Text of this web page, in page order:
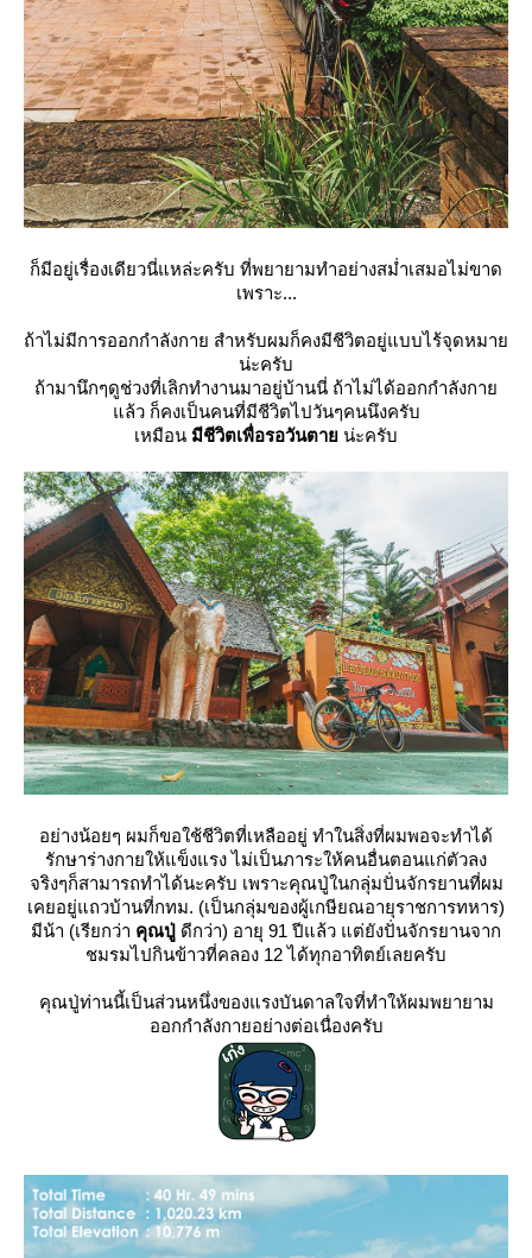
ก็มีอยู่เรื่องเดียวนี่แหล่ะครับ ที่พยายามทำอย่างสม่ำเสมอไม่ขาด
เพราะ...
ถ้าไม่มีการออกกำลังกาย สำหรับผมก็คงมีชีวิตอยู่แบบไร้จุดหมา
น่ะครับ
ถ้ามานึกๆดูช่วงที่เลิกทำงานมาอยู่บ้านนี่ ถ้าไม่ได้ออกกำลังกา
ล้ว ก็คงเป็นคนที่มีชีวิตไปวันๆคนนึงครับ
เหมือน มีชีวิตเพื่อรอวันตา น่ะครับ
อย่างน้อยๆ ผมก็ขอใช้ชีวิตที่เหลืออยู่ ทำในสิ่งที่ผมพอจะทำได้
รักษาร่างกายให้แข็งแรง ไม่เป็นภาระให้คนอื่นตอนแก่ตัวลง
จริงๆก็สามารถทำได้นะครับ เพราะคุณปู่ในกลุ่มปั่นจักรยานที่ผม
เคยอยู่แถวบ้านที่กทม. (เป็นกลุ่มของผู้เกษียณอายุราชการทหาร)
มีน้า (เรียกว่า คุณปู่ ดีกว่า) อายุ 91 ปีแล้ว แต่ยังปั่นจักรยานจาก
ชมรมไปกินข้าวที่คลอง 12 ได้ทุกอาทิตย์เลยครับ
คุณปู่ท่านนี้เป็นส่วนหนึ่งของแรงบันดาลใจที่ทำให้ผมพยายาม
ออกกำลังกายอย่างต่อเนื่องครับ